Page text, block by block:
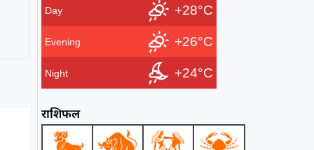
Day +28°C
Evening +26°C
Night +24°C
राशिफल